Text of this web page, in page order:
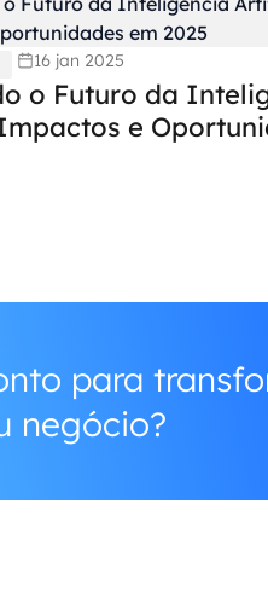
16 jan 2025
o Futuro da
e
para
negócio?